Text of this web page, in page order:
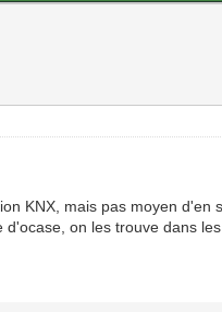
KNX, mais pas moyen d'en
on les trouve dans